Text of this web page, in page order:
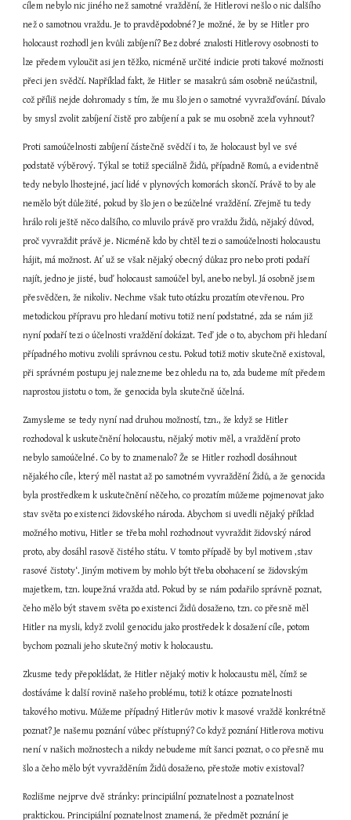
cílem nebylo nic jiného než samotné vraždění, že Hitlerovi nešlo o nic dalšího
než o samotnou vraždu. Je to pravděpodobné? Je možné, že by se Hitler pro
holocaust rozhodl jen kvůli zabíjení? Bez dobré znalosti Hitlerovy osobnosti to
lze předem vyloučit asi jen těžko, nicméně určité indicie proti takové možnosti
přeci jen svědčí. Například fakt, že Hitler se masakrů sám osobně neúčastnil,
což příliš nejde dohromady s tím, že mu šlo jen o samotné vyvražďování. Dávalo
by smysl zvolit zabíjení čistě pro zabíjení a pak se mu osobně zcela vyhnout?
Proti samoúčelnosti zabíjení částečně svědčí i to, že holocaust byl ve své
podstatě výběrový. Týkal se totiž speciálně Židů, případně Romů, a evidentně
tedy nebylo lhostejné, jací lidé v plynových komorách skončí. Právě to by ale
nemělo být důležité, pokud by šlo jen o bezúčelné vraždění. Zřejmě tu tedy
hrálo roli ještě něco dalšího, co mluvilo právě pro vraždu Židů, nějaký důvod,
proč vyvraždit právě je. Nicméně kdo by chtěl tezi o samoúčelnosti holocaustu
hájit, má možnost. Ať už se však nějaký obecný důkaz pro nebo proti podaří
najít, jedno je jisté, buď holocaust samoúčel byl, anebo nebyl. Já osobně jsem
přesvědčen, že nikoliv. Nechme však tuto otázku prozatím otevřenou. Pro
metodickou přípravu pro hledaní motivu totiž není podstatné, zda se nám již
nyní podaří tezi o účelnosti vraždění dokázat. Teď jde o to, abychom při hledaní
případného motivu zvolili správnou cestu. Pokud totiž motiv skutečně existoval,
při správném postupu jej nalezneme bez ohledu na to, zda budeme mít předem
naprostou jistotu o tom, že genocida byla skutečně účelná.
Zamysleme se tedy nyní nad druhou možností, tzn., že když se Hitler
rozhodoval k uskutečnění holocaustu, nějaký motiv měl, a vraždění proto
nebylo samoúčelné. Co by to znamenalo? Že se Hitler rozhodl dosáhnout
nějakého cíle, který měl nastat až po samotném vyvraždění Židů, a že genocida
byla prostředkem k uskutečnění něčeho, co prozatím můžeme pojmenovat jako
stav světa po existenci židovského národa. Abychom si uvedli nějaký příklad
možného motivu, Hitler se třeba mohl rozhodnout vyvraždit židovský národ
proto, aby dosáhl rasově čistého státu. V tomto případě by byl motivem ‚stav
rasové čistoty‘. Jiným motivem by mohlo být třeba obohacení se židovským
majetkem, tzn. loupežná vražda atd. Pokud by se nám podařilo správně poznat,
čeho mělo být stavem světa po existenci Židů dosaženo, tzn. co přesně měl
Hitler na mysli, když zvolil genocidu jako prostředek k dosažení cíle, potom
bychom poznali jeho skutečný motiv k holocaustu.
Zkusme tedy přepokládat, že Hitler nějaký motiv k holocaustu měl, čímž se
dostáváme k další rovině našeho problému, totiž k otázce poznatelnosti
takového motivu. Můžeme případný Hitlerův motiv k masové vraždě konkrétně
poznat? Je našemu poznání vůbec přístupný? Co když poznání Hitlerova motivu
není v našich možnostech a nikdy nebudeme mít šanci poznat, o co přesně mu
šlo a čeho mělo být vyvražděním Židů dosaženo, přestože motiv existoval?
Rozlišme nejprve dvě stránky: principiální poznatelnost a poznatelnost
praktickou. Principiální poznatelnost znamená, že předmět poznání je